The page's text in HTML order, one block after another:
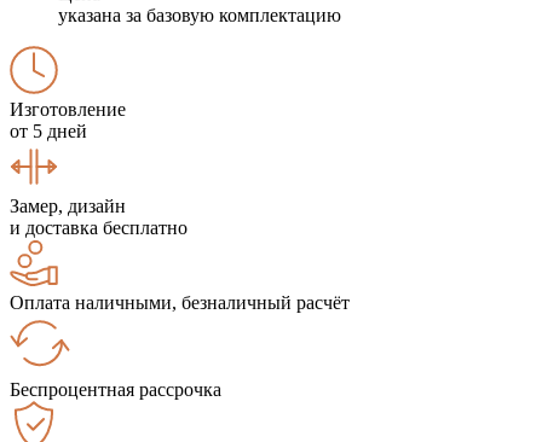
указана за базовую комплектацию
Изготовление
от 5 дней
Замер, дизайн
и доставка бесплатно
Оплата наличными, безналичный расчёт
Беспроцентная рассрочка